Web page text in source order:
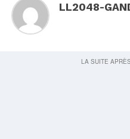
LL2048-